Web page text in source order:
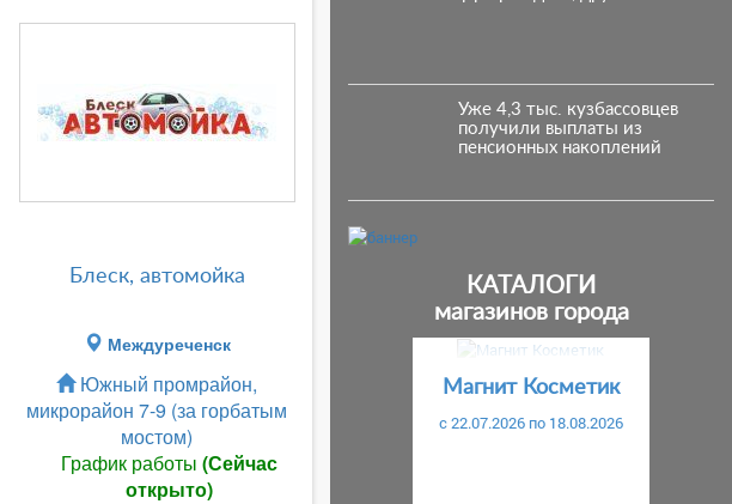
Блеск, автомойка
Междуреченск
Южный промрайон,
микрорайон 7-9 (за горбатым
мостом)
График работы (Сейчас
открыто)
Уже 4,3 тыс. кузбассовцев
получили выплаты из
пенсионных накоплений
КАТАЛОГИ
магазинов города
Магнит Косметик
c 22.07.2026 по 18.08.2026
Предыдущий